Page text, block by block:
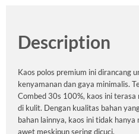
Description
Kaos polos premium ini dirancang
kenyamanan dan gaya minimalis.
Combed 30s 100%, kaos ini
di kulit. Dengan kualitas bahan
bahan lainnya, kaos ini tidak
awet meskipun sering dicuci.